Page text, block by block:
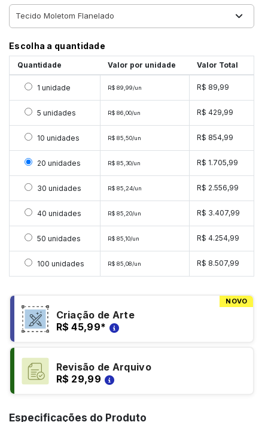
Escolha a quantidade
Quantidade Valor por unidade Valor Total
Selecionar 1 unidade
1 unidade R$ 89,99/un R$ 89,99
Selecionar 5 unidades
5 unidades R$ 86,00/un R$ 429,99
Selecionar 10 unidades
10 unidades R$ 85,50/un R$ 854,99
Selecionar 20 unidades
20 unidades R$ 85,30/un R$ 1.705,99
Selecionar 30 unidades
30 unidades R$ 85,24/un R$ 2.556,99
Selecionar 40 unidades
40 unidades R$ 85,20/un R$ 3.407,99
Selecionar 50 unidades
50 unidades R$ 85,10/un R$ 4.254,99
Selecionar 100 unidades
100 unidades R$ 85,08/un R$ 8.507,99
NOVO
Criação de Arte
R$ 45,99*
Revisão de Arquivo
R$ 29,99
Especificações do Produto